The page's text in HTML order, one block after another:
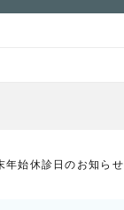
年始休診日のお知らせ